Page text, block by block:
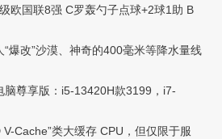
国联8强 C罗轰勺子点球+2球1助 B
改”沙漠、神奇的400毫米等降水量线
尊享版：i5-13420H款3199，i7-
Cache”类大缓存 CPU，但仅限于服